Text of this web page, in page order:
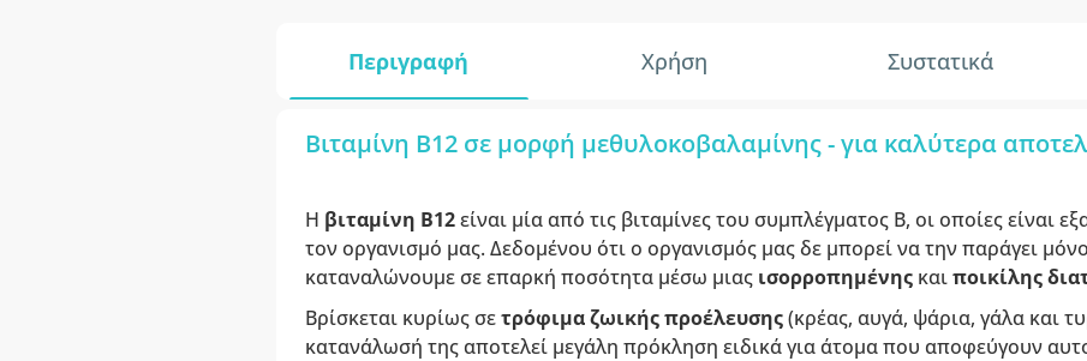
Περιγραφή Χρήση Συστατικά
Βιταμίνη Β12 σε μορφή μεθυλοκοβαλαμίνης - για καλύτερα
Η βιταμίνη Β12είναι μία από τις βιταμίνες του συμπλέγματος Β, οι οποίες είναι
τον οργανισμό μας. Δεδομένου ότι ο οργανισμός μας δε μπορεί να την παράγει
καταναλώνουμε σε επαρκή ποσότητα μέσω μιαςισορροπημένης καιποικίλης
Βρίσκεται κυρίως σετρόφιμα ζωικής προέλευσης(κρέας, αυγά, ψάρια, γάλα και
κατανάλωσή της αποτελεί μεγάλη πρόκληση ειδικά για άτομα που αποφεύγουν